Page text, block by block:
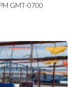
GMT-0700